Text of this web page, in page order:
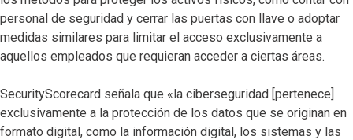
personal de seguridad y cerrar las puertas con llave o adoptar
medidas similares para limitar el acceso exclusivamente a
aquellos empleados que requieran acceder a ciertas áreas.
SecurityScorecard señala que «la ciberseguridad [pertenece]
exclusivamente a la protección de los datos que se originan en
formato digital, como la información digital, los sistemas y las